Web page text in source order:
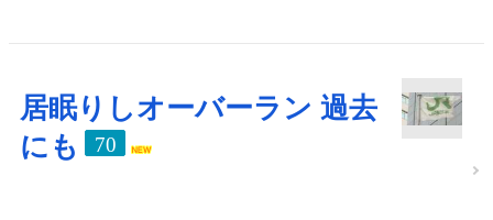
居眠りしオーバーラン 過去
にも
70